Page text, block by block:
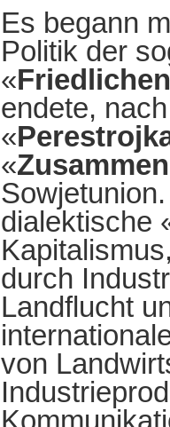
Es begann
Politik der
«
endete,
«
«
dialektische
durch
Landflucht
von